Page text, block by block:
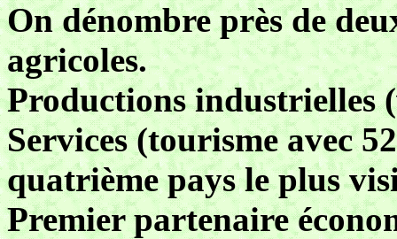
On dénombre près de
agricoles.
Productions industrielles
Services (tourisme avec
quatrième pays le plus
Premier partenaire